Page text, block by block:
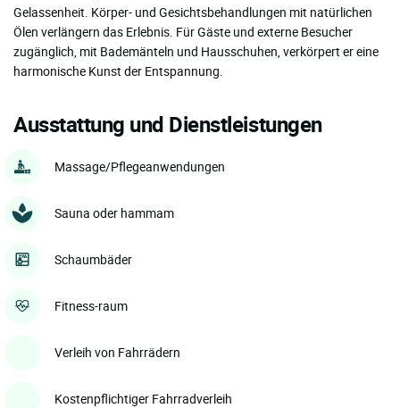
Gelassenheit. Körper- und Gesichtsbehandlungen mit natürlichen
Ölen verlängern das Erlebnis. Für Gäste und externe Besucher
zugänglich, mit Bademänteln und Hausschuhen, verkörpert er eine
harmonische Kunst der Entspannung.
Ausstattung und Dienstleistungen
Massage/Pflegeanwendungen
Sauna oder hammam
Schaumbäder
Fitness-raum
Verleih von Fahrrädern
Kostenpflichtiger Fahrradverleih